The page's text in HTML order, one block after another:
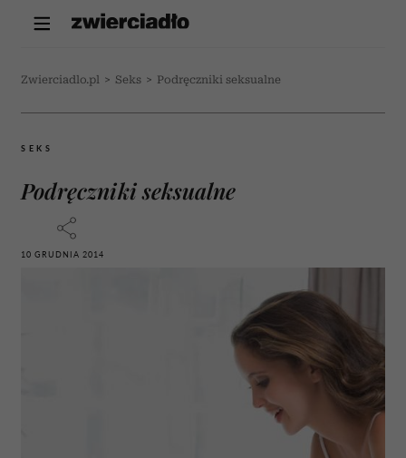
Zwierciadlo.pl > Seks > Podręczniki seksualne
SEKS
Podręczniki seksualne
10 GRUDNIA 2014